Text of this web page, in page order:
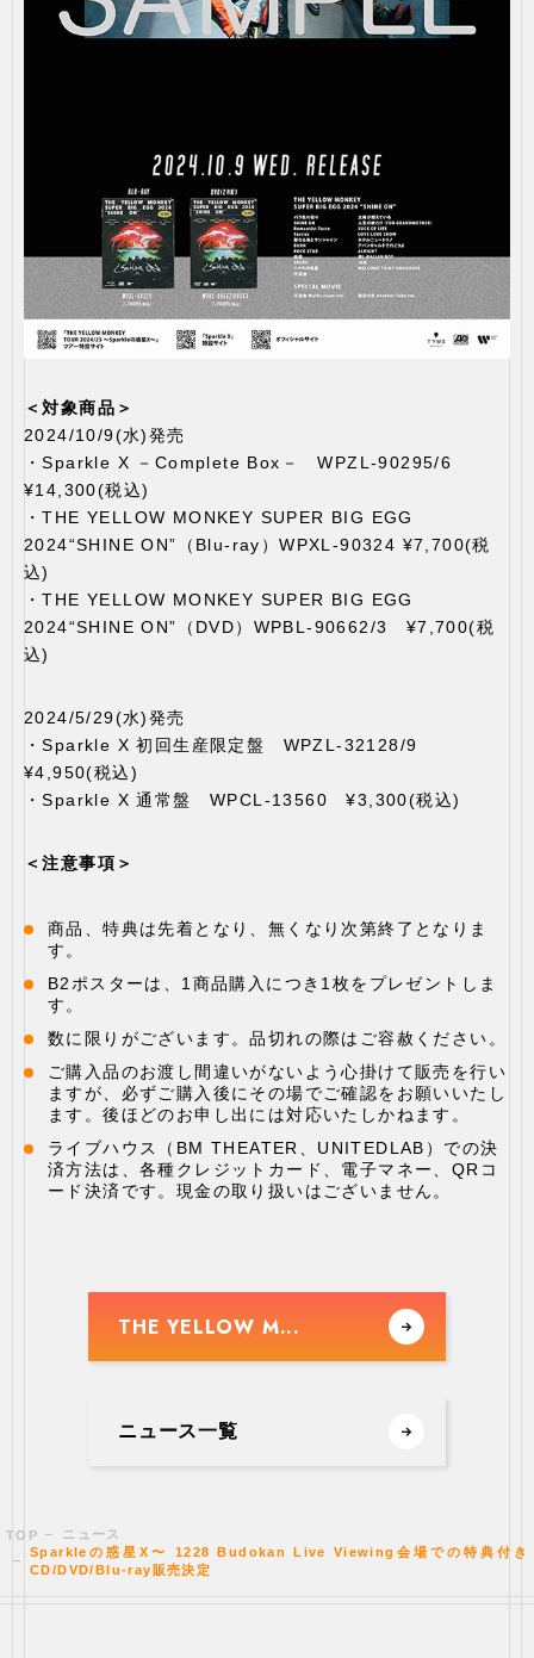
＜対象商品＞
2024/10/9(水)発売
・Sparkle X －Complete Box－ WPZL-90295/6
¥14,300(税込)
・THE YELLOW MONKEY SUPER BIG EGG
2024“SHINE ON”（Blu-ray）WPXL-90324 ¥7,700(税
込)
・THE YELLOW MONKEY SUPER BIG EGG
2024“SHINE ON”（DVD）WPBL-90662/3 ¥7,700(税
込)
2024/5/29(水)発売
・Sparkle X 初回生産限定盤 WPZL-32128/9
¥4,950(税込)
・Sparkle X 通常盤 WPCL-13560 ¥3,300(税込)
＜注意事項＞
商品、特典は先着となり、無くなり次第終了となりま
す。
B2ポスターは、1商品購入につき1枚をプレゼントしま
す。
数に限りがございます。品切れの際はご容赦ください。
ご購入品のお渡し間違いがないよう心掛けて販売を行い
ますが、必ずご購入後にその場でご確認をお願いいたし
ます。後ほどのお申し出には対応いたしかねます。
ライブハウス（BM THEATER、UNITEDLAB）での決
済方法は、各種クレジットカード、電子マネー、QRコ
ード決済です。現金の取り扱いはございません。
THE YELLOW M...
ニュース一覧
TOP
ニュース
Sparkleの惑星X〜 1228 Budokan Live Viewing会場での特典付き
CD/DVD/Blu-ray販売決定